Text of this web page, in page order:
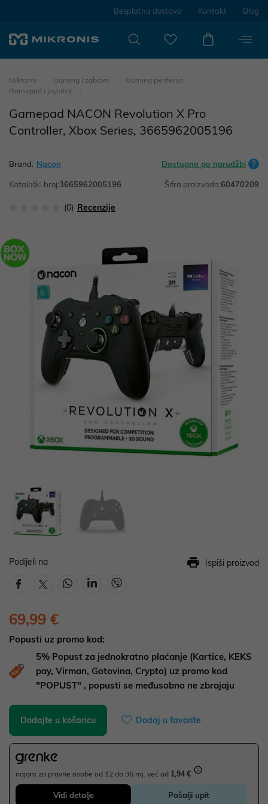
Besplatna dostava Kontakt Blog
Mikronis Gaming i zabava
Gaming periferija
Gamepad i joystick
Gamepad NACON Revolution X Pro
Controller, Xbox Series, 3665962005196
Brand: Nacon Dostupno po narudžbi
Kataloški broj:3665962005196 Šifra proizvoda:60470209
(0) Recenzije
Podijeli na Ispiši proizvod
69,99 €
Popusti uz promo kod:
5% Popust za jednokratno plaćanje (Kartice, KEKS
pay, Virman, Gotovina, Crypto) uz promo kod
"POPUST" , popusti se međusobno ne zbrajaju
Dodajte u košaricu Dodaj u favorite
najam za pravne osobe od 12 do 36 mj. već od 1,94 €
Vidi detalje Pošalji upit